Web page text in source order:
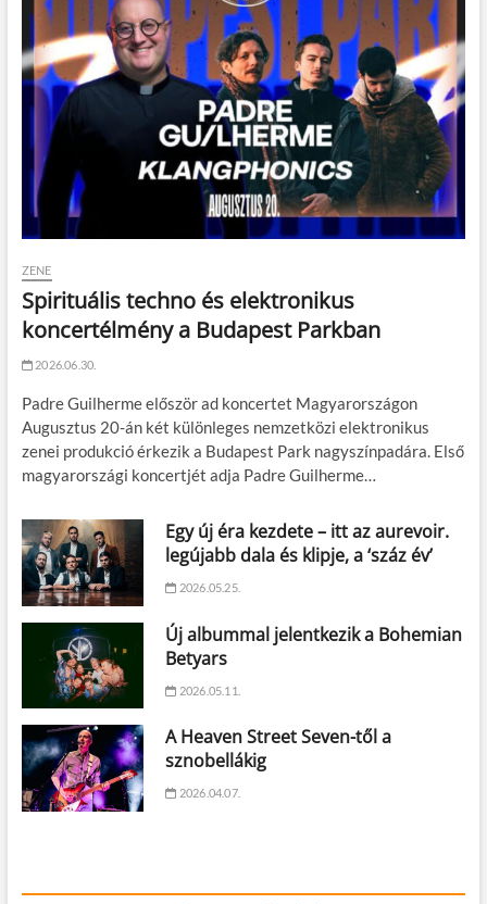
ZENE
Spirituális techno és elektronikus
koncertélmény a Budapest Parkban
2026.06.30.
Padre Guilherme először ad koncertet Magyarországon
Augusztus 20-án két különleges nemzetközi elektronikus
zenei produkció érkezik a Budapest Park nagyszínpadára. Első
magyarországi koncertjét adja Padre Guilherme…
Egy új éra kezdete – itt az aurevoir.
legújabb dala és klipje, a ‘száz év’
2026.05.25.
Új albummal jelentkezik a Bohemian
Betyars
2026.05.11.
A Heaven Street Seven-től a
sznobellákig
2026.04.07.